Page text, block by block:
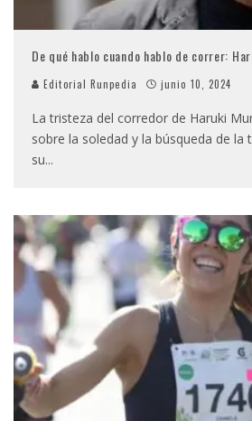
De qué hablo cuando hablo de correr:
Editorial Runpedia junio 10, 2024
La tristeza del corredor de Haruki
sobre la soledad y la búsqueda de la
su...